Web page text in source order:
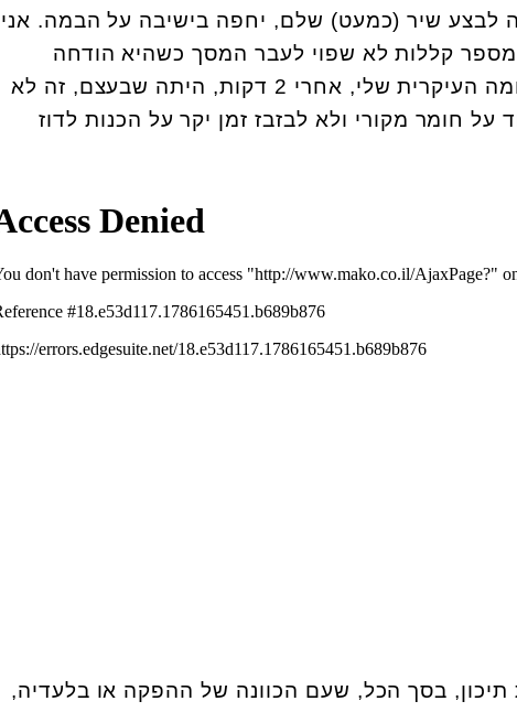
לבצע שיר (כמעט) שלם, יחפה בישיבה על הבמה. אני
מספר קללות לא שפוי לעבר המסך כשהיא הודחה
בסיבוב הראשון של הגמר. הנחמה העיקרית שלי, אחרי 2 דקות, היתה שבעצם, זה לא
על חומר מקורי ולא לבזבז זמן יקר על הכנות לדוז
תיכון, בסך הכל, שעם הכוונה של ההפקה או בלעדיה,